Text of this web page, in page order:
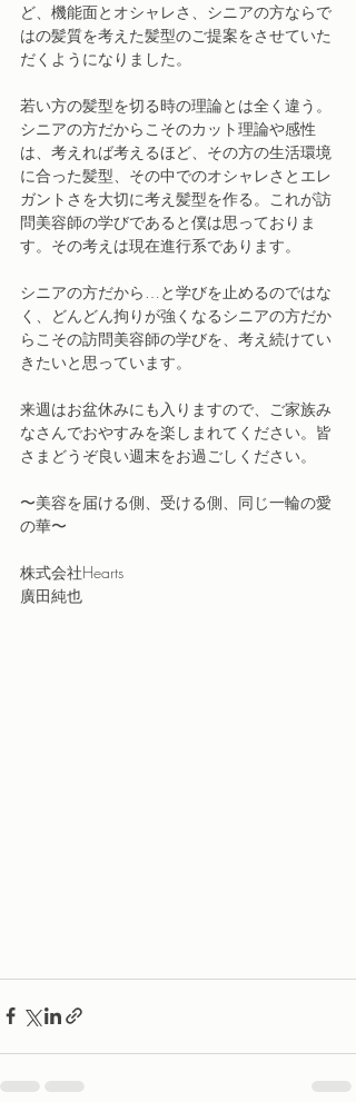
ど、機能面とオシャレさ、シニアの方ならで
はの髪質を考えた髪型のご提案をさせていた
だくようになりました。
若い方の髪型を切る時の理論とは全く違う。
シニアの方だからこそのカット理論や感性
は、考えれば考えるほど、その方の生活環境
に合った髪型、その中でのオシャレさとエレ
ガントさを大切に考え髪型を作る。これが訪
問美容師の学びであると僕は思っておりま
す。その考えは現在進行系であります。
シニアの方だから…と学びを止めるのではな
く、どんどん拘りが強くなるシニアの方だか
らこその訪問美容師の学びを、考え続けてい
きたいと思っています。
来週はお盆休みにも入りますので、ご家族み
なさんでおやすみを楽しまれてください。皆
さまどうぞ良い週末をお過ごしください。
〜美容を届ける側、受ける側、同じ一輪の愛
の華〜
株式会社Hearts
廣田純也